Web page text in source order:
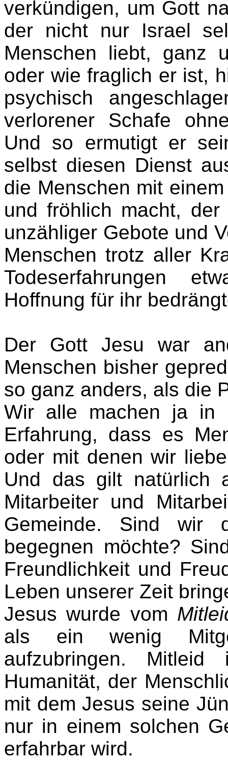
verkündigen, um Gott
der nicht nur Israel
Menschen liebt, ganz
oder wie fraglich er ist,
psychisch
verlorener Schafe
Und so ermutigt er
selbst diesen Dienst
die Menschen mit
und fröhlich macht,
unzähliger Gebote und
Menschen trotz aller
Todeserfahrungen
Hoffnung für ihr
Der Gott Jesu war
Menschen bisher
so ganz anders, als die
Wir alle machen ja in
Erfahrung, dass es
oder mit denen wir
Und das gilt natürlich
Mitarbeiter und
Gemeinde. Sind wir
begegnen möchte?
Freundlichkeit und
Leben unserer Zeit
Jesus wurde vom
als ein wenig
aufzubringen.
Humanität, der
mit dem Jesus seine
nur in einem solchen
erfahrbar wird.